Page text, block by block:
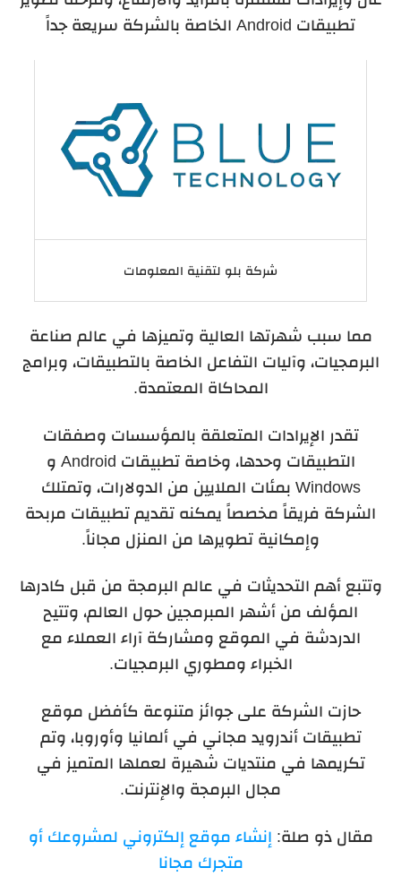
تطبيقات Android الخاصة بالشركة سريعة جداً
شركة بلو لتقنية المعلومات
مما سبب شهرتها العالية وتميزها في عالم صناعة
البرمجيات، وآليات التفاعل الخاصة بالتطبيقات، وبرامج
المحاكاة المعتمدة.
تقدر الإيرادات المتعلقة بالمؤسسات وصفقات
التطبيقات وحدها، وخاصة تطبيقات Android و
Windows بمئات الملايين من الدولارات، وتمتلك
الشركة فريقاً مخصصاً يمكنه تقديم تطبيقات مربحة
وإمكانية تطويرها من المنزل مجاناً.
وتتبع أهم التحديثات في عالم البرمجة من قبل كادرها
المؤلف من أشهر المبرمجين حول العالم، وتتيح
الدردشة في الموقع ومشاركة آراء العملاء مع
الخبراء ومطوري البرمجيات.
حازت الشركة على جوائز متنوعة كأفضل موقع
تطبيقات أندرويد مجاني في ألمانيا وأوروبا، وتم
تكريمها في منتديات شهيرة لعملها المتميز في
مجال البرمجة والإنترنت.
مقال ذو صلة: إنشاء موقع إلكتروني لمشروعك أو
متجرك مجانا